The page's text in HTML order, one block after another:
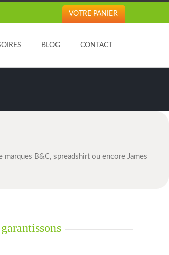
VOTRE PANIER
BLOG CONTACT
B&C, spreadshirt ou encore James